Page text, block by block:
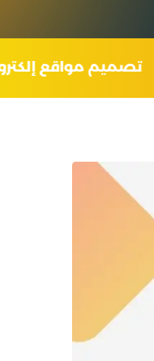
تصميم مواقع